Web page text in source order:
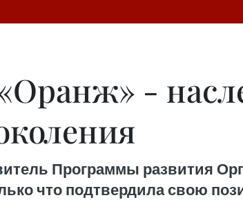
-
Программы развития
что подтвердила свою